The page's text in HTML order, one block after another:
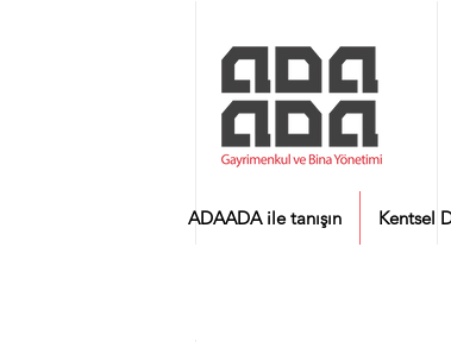
ADAADA ile tanışın Kentsel